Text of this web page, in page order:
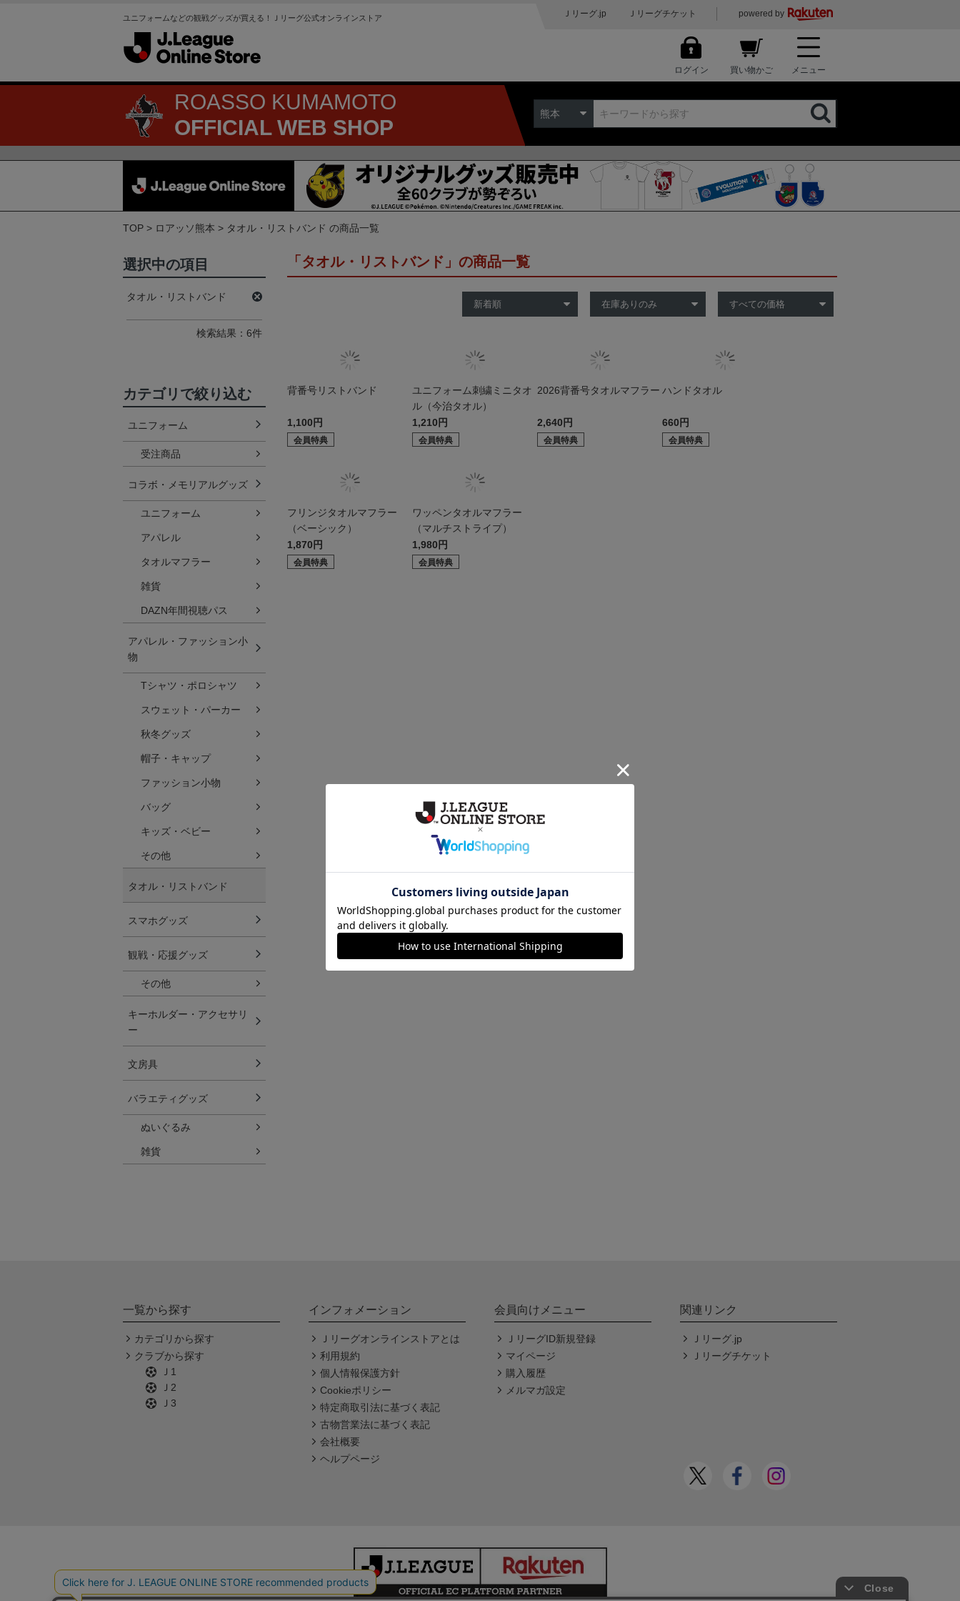
ユニフォームなどの観戦グッズが買える！Ｊリーグ公式オンラインストア Ｊリーグ.jp Ｊリーグチケット powered by
ログイン 買い物かご メニュー
ROASSO KUMAMOTO
OFFICIAL WEB SHOP
熊本
TOP ロアッソ熊本 タオル・リストバンド の商品一覧
「タオル・リストバンド」の商品一覧
背番号リストバンド
1,100円
会員特典
ユニフォーム刺繍ミニタオ
ル（今治タオル）
1,210円
会員特典
2026背番号タオルマフラー
2,640円
会員特典
ハンドタオル
660円
会員特典
フリンジタオルマフラー
（ベーシック）
1,870円
会員特典
ワッペンタオルマフラー
（マルチストライプ）
1,980円
会員特典
選択中の項目
タオル・リストバンド
検索結果：6件
カテゴリで絞り込む
ユニフォーム
受注商品
コラボ・メモリアルグッズ
ユニフォーム
アパレル
タオルマフラー
雑貨
DAZN年間視聴パス
アパレル・ファッション小
物
Tシャツ・ポロシャツ
スウェット・パーカー
秋冬グッズ
帽子・キャップ
ファッション小物
バッグ
キッズ・ベビー
その他
タオル・リストバンド
スマホグッズ
観戦・応援グッズ
その他
キーホルダー・アクセサリ
ー
文房具
バラエティグッズ
ぬいぐるみ
雑貨
一覧から探す
カテゴリから探す
クラブから探す
Ｊ1
Ｊ2
Ｊ3
インフォメーション
Ｊリーグオンラインストアとは
利用規約
個人情報保護方針
Cookieポリシー
特定商取引法に基づく表記
古物営業法に基づく表記
会社概要
ヘルプページ
会員向けメニュー
ＪリーグID新規登録
マイページ
購入履歴
メルマガ設定
関連リンク
Ｊリーグ.jp
Ｊリーグチケット